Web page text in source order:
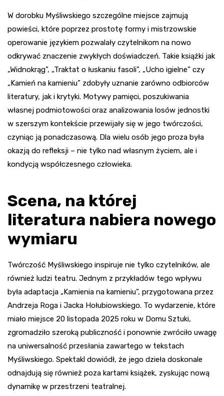
W dorobku Myśliwskiego szczególne miejsce zajmują
powieści, które poprzez prostotę formy i mistrzowskie
operowanie językiem pozwalały czytelnikom na nowo
odkrywać znaczenie zwykłych doświadczeń. Takie książki jak
„Widnokrąg”, „Traktat o łuskaniu fasoli”, „Ucho igielne” czy
„Kamień na kamieniu” zdobyły uznanie zarówno odbiorców
literatury, jak i krytyki. Motywy pamięci, poszukiwania
własnej podmiotowości oraz analizowania losów jednostki
w szerszym kontekście przewijały się w jego twórczości,
czyniąc ją ponadczasową. Dla wielu osób jego proza była
okazją do refleksji – nie tylko nad własnym życiem, ale i
kondycją współczesnego człowieka.
Scena, na której
literatura nabiera nowego
wymiaru
Twórczość Myśliwskiego inspiruje nie tylko czytelników, ale
również ludzi teatru. Jednym z przykładów tego wpływu
była adaptacja „Kamienia na kamieniu”, przygotowana przez
Andrzeja Roga i Jacka Hołubiowskiego. To wydarzenie, które
miało miejsce 20 listopada 2025 roku w Domu Sztuki,
zgromadziło szeroką publiczność i ponownie zwróciło uwagę
na uniwersalność przesłania zawartego w tekstach
Myśliwskiego. Spektakl dowiódł, że jego dzieła doskonale
odnajdują się również poza kartami książek, zyskując nową
dynamikę w przestrzeni teatralnej.